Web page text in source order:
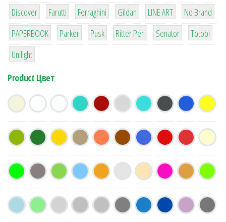
64
Discover
299
Farutti
4
Ferraghini
42
Gildan
4
LINE ART
90
No Brand
8
PAPERBOOK
6
Parker
2
Pusk
22
Ritter Pen
15
Senator
43
Totobi
1
Unilight
Product Цвет